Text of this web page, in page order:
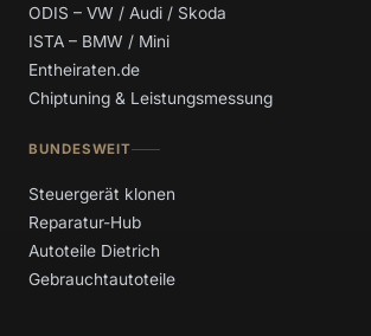
ODIS – VW / Audi / Skoda
ISTA – BMW / Mini
Entheiraten.de
Chiptuning & Leistungsmessung
BUNDESWEIT
Steuergerät klonen
Reparatur-Hub
Autoteile Dietrich
Gebrauchtautoteile